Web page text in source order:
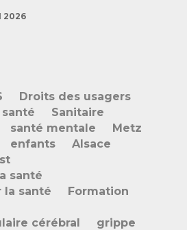
2026
Droits des usagers
Sanitaire
santé mentale
Metz
enfants
Alsace
santé
la santé
Formation
cérébral
grippe